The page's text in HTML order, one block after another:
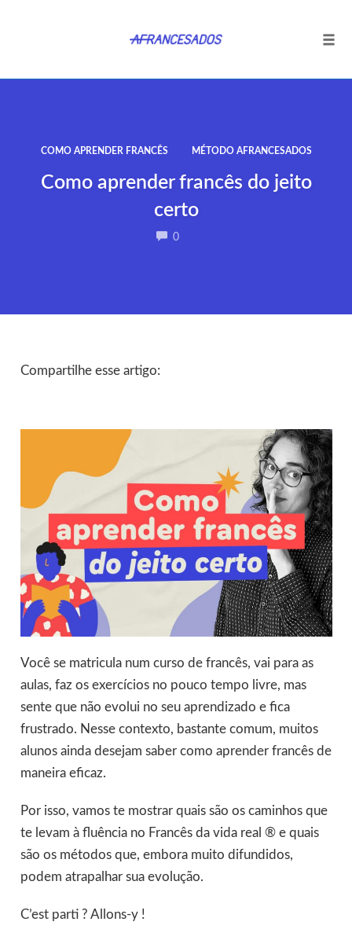
conteúdo
COMO APRENDER FRANCÊS MÉTODO AFRANCESADOS
Como aprender francês do jeito
certo
0COMMENTS
Compartilhe esse artigo:
Você se matricula num curso de francês, vai para as
aulas, faz os exercícios no pouco tempo livre, mas
sente que não evolui no seu aprendizado e fica
frustrado. Nesse contexto, bastante comum, muitos
alunos ainda desejam saber como aprender francês de
maneira eficaz.
Por isso, vamos te mostrar quais são os caminhos que
te levam à fluência no Francês da vida real ® e quais
são os métodos que, embora muito difundidos,
podem atrapalhar sua evolução.
C’est parti ? Allons-y !